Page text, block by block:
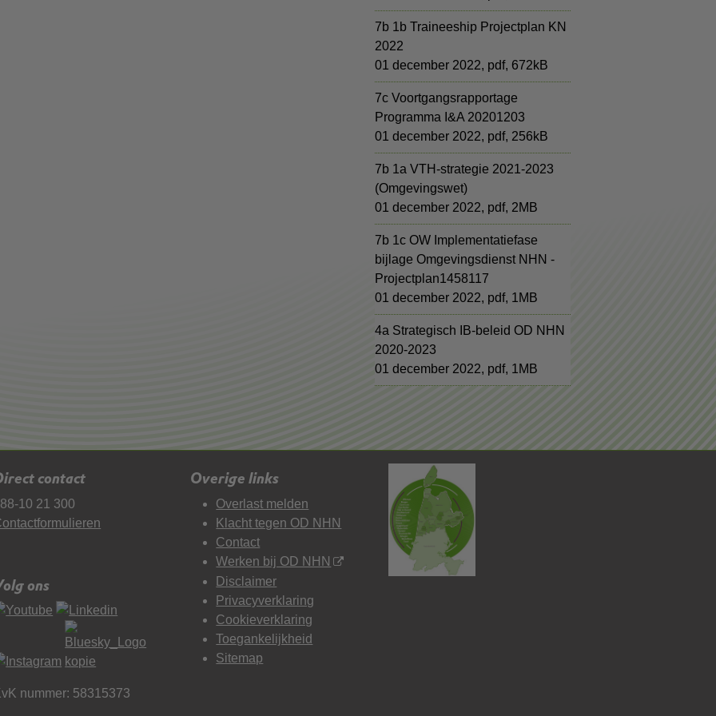
7b 1b Traineeship Projectplan KN
2022
01 december 2022, pdf, 672kB
7c Voortgangsrapportage
Programma I&A 20201203
01 december 2022, pdf, 256kB
7b 1a VTH-strategie 2021-2023
(Omgevingswet)
01 december 2022, pdf, 2MB
7b 1c OW Implementatiefase
bijlage Omgevingsdienst NHN -
Projectplan1458117
01 december 2022, pdf, 1MB
4a Strategisch IB-beleid OD NHN
2020-2023
01 december 2022, pdf, 1MB
contact
10 21 300
ons
nummer: 58315373
Overige links
Overlast melden
Klacht tegen OD NHN
Contact
Werken bij OD NHN
Disclaimer
Privacyverklaring
Cookieverklaring
Toegankelijkheid
Sitemap